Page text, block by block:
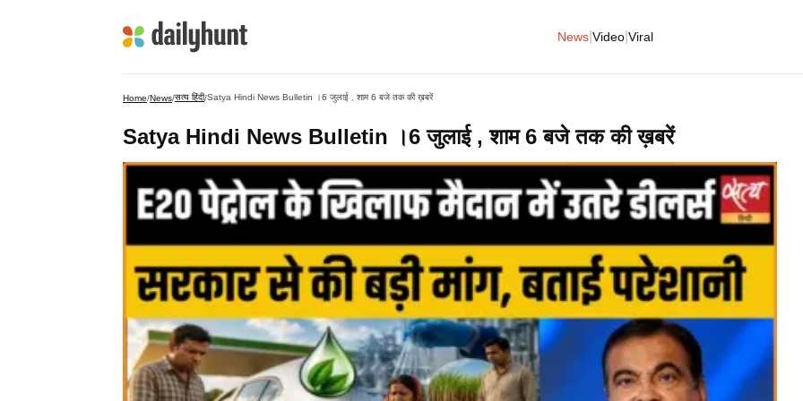
News Video Viral
Home/News/सत्य हिंदी/Satya Hindi News Bulletin ।6 जुलाई , शाम 6 बजे तक की ख़बरें
Satya Hindi News Bulletin ।6 जुलाई , शाम 6 बजे तक की ख़बरें